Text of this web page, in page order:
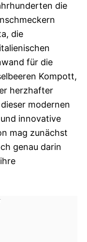
die
die
für die
Kompott,
herzhafter
modernen
innovative
mag zunächst
genau darin